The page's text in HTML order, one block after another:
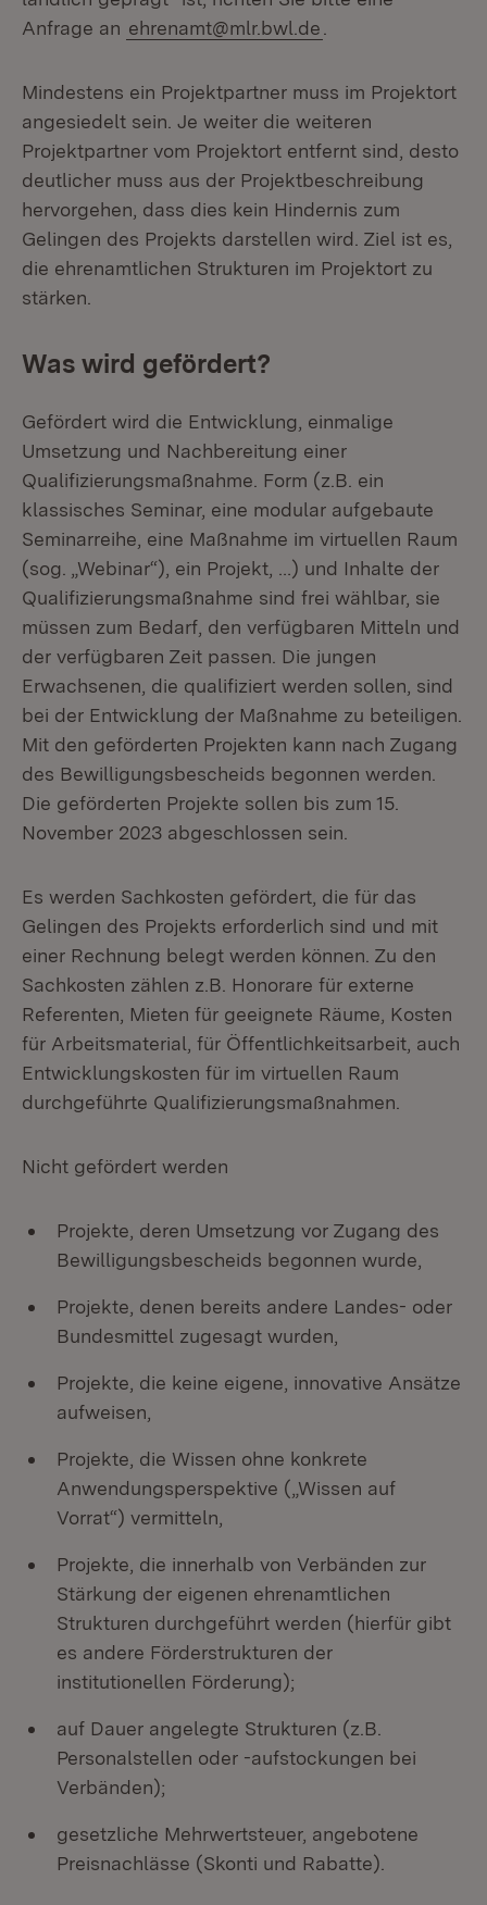
Anfrage an ehrenamt@mlr.bwl.de
Mindestens ein Projektpartner muss im Projektort
angesiedelt sein. Je weiter die weiteren
Projektpartner vom Projektort entfernt sind, desto
deutlicher muss aus der Projektbeschreibung
hervorgehen, dass dies kein Hindernis zum
Gelingen des Projekts darstellen wird. Ziel ist es,
die ehrenamtlichen Strukturen im Projektort zu
stärken.
Was wird gefördert?
Gefördert wird die Entwicklung, einmalige
Umsetzung und Nachbereitung einer
Qualifizierungsmaßnahme. Form (z.B. ein
klassisches Seminar, eine modular aufgebaute
Seminarreihe, eine Maßnahme im virtuellen Raum
(sog. „Webinar“), ein Projekt, …) und Inhalte der
Qualifizierungsmaßnahme sind frei wählbar, sie
müssen zum Bedarf, den verfügbaren Mitteln und
der verfügbaren Zeit passen. Die jungen
Erwachsenen, die qualifiziert werden sollen, sind
bei der Entwicklung der Maßnahme zu beteiligen.
Mit den geförderten Projekten kann nach Zugang
des Bewilligungsbescheids begonnen werden.
Die geförderten Projekte sollen bis zum 15.
November 2023 abgeschlossen sein.
Es werden Sachkosten gefördert, die für das
Gelingen des Projekts erforderlich sind und mit
einer Rechnung belegt werden können. Zu den
Sachkosten zählen z.B. Honorare für externe
Referenten, Mieten für geeignete Räume, Kosten
für Arbeitsmaterial, für Öffentlichkeitsarbeit, auch
Entwicklungskosten für im virtuellen Raum
durchgeführte Qualifizierungsmaßnahmen.
Nicht gefördert werden
Projekte, deren Umsetzung vor Zugang des
Bewilligungsbescheids begonnen wurde,
Projekte, denen bereits andere Landes- oder
Bundesmittel zugesagt wurden,
Projekte, die keine eigene, innovative Ansätze
aufweisen,
Projekte, die Wissen ohne konkrete
Anwendungsperspektive („Wissen auf
Vorrat“) vermitteln,
Projekte, die innerhalb von Verbänden zur
Stärkung der eigenen ehrenamtlichen
Strukturen durchgeführt werden (hierfür gibt
es andere Förderstrukturen der
institutionellen Förderung);
auf Dauer angelegte Strukturen (z.B.
Personalstellen oder -aufstockungen bei
Verbänden);
gesetzliche Mehrwertsteuer, angebotene
Preisnachlässe (Skonti und Rabatte).